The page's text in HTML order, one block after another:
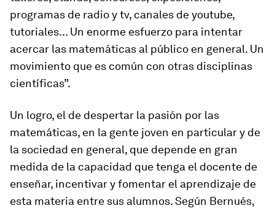
programas de radio y tv, canales de youtube,
tutoriales... Un enorme esfuerzo para intentar
acercar las matemáticas al público en general. Un
movimiento que es común con otras disciplinas
científicas”.
Un logro, el de despertar la pasión por las
matemáticas, en la gente joven en particular y de
la sociedad en general, que depende en gran
medida de la capacidad que tenga el docente de
enseñar, incentivar y fomentar el aprendizaje de
esta materia entre sus alumnos. Según Bernués,